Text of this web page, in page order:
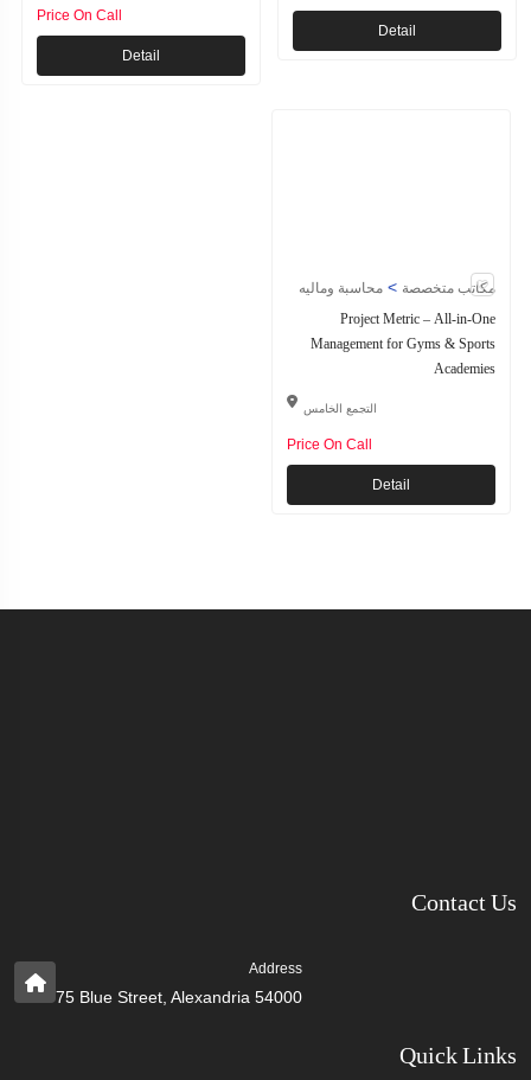
Price On Call
Detail
Detail
مكاتب متخصصة > محاسبة وماليه
Project Metric – All-in-One
Management for Gyms & Sports
Academies
التجمع الخامس
Price On Call
Detail
Contact Us
Address
75 Blue Street, Alexandria 54000
Quick Links